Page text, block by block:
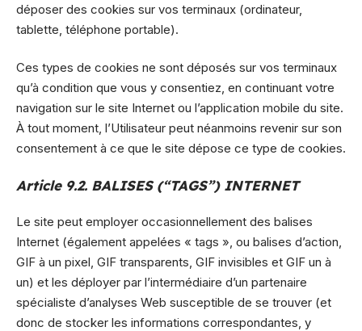
déposer des cookies sur vos terminaux (ordinateur,
tablette, téléphone portable).
Ces types de cookies ne sont déposés sur vos terminaux
qu’à condition que vous y consentiez, en continuant votre
navigation sur le site Internet ou l’application mobile du site.
À tout moment, l’Utilisateur peut néanmoins revenir sur son
consentement à ce que le site dépose ce type de cookies.
Article 9.2. BALISES (“TAGS”) INTERNET
Le site peut employer occasionnellement des balises
Internet (également appelées « tags », ou balises d’action,
GIF à un pixel, GIF transparents, GIF invisibles et GIF un à
un) et les déployer par l’intermédiaire d’un partenaire
spécialiste d’analyses Web susceptible de se trouver (et
donc de stocker les informations correspondantes, y